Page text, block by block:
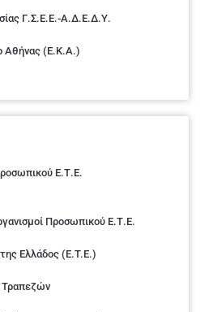
Γ.Σ.Ε.Ε.-Α.Δ.Ε.Δ.Υ.
Αθήνας (Ε.Κ.Α.)
Ε.Τ.Ε.
Προσωπικού Ε.Τ.Ε.
Ελλάδος (E.T.E.)
Τραπεζών